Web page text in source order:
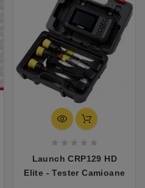
    
Launch CRP129 HD
Elite - Tester Camioane